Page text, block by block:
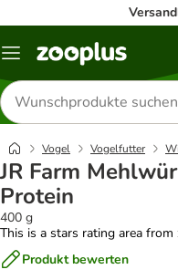
Menü
Produkte
suchen
Vogel Vogelfutter
JR Farm
Protein
400 g
This is a stars rating area from
Produkt bewerten